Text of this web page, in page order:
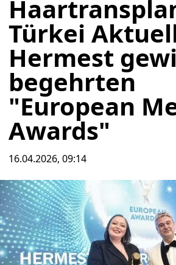
Türkei
Hermest
begehrten
"European
Awards"
16.04.2026, 09:14